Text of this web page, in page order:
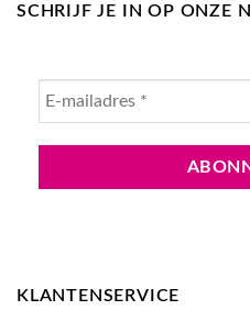
SCHRIJF JE IN OP ONZE
KLANTENSERVICE